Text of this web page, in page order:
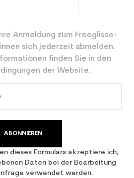
Weiß
3.9
Anmeldung zum Freeglisse-
sich jederzeit abmelden.
finden Sie in den
der Website.
ABONNIEREN
dieses Formulars akzeptiere ich,
Daten bei der Bearbeitung
verwendet werden.